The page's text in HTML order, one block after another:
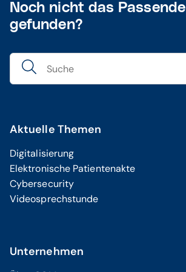
Noch nicht das Passende
gefunden?
Aktuelle Themen
Digitalisierung
Elektronische Patientenakte
Cybersecurity
Videosprechstunde
Unternehmen